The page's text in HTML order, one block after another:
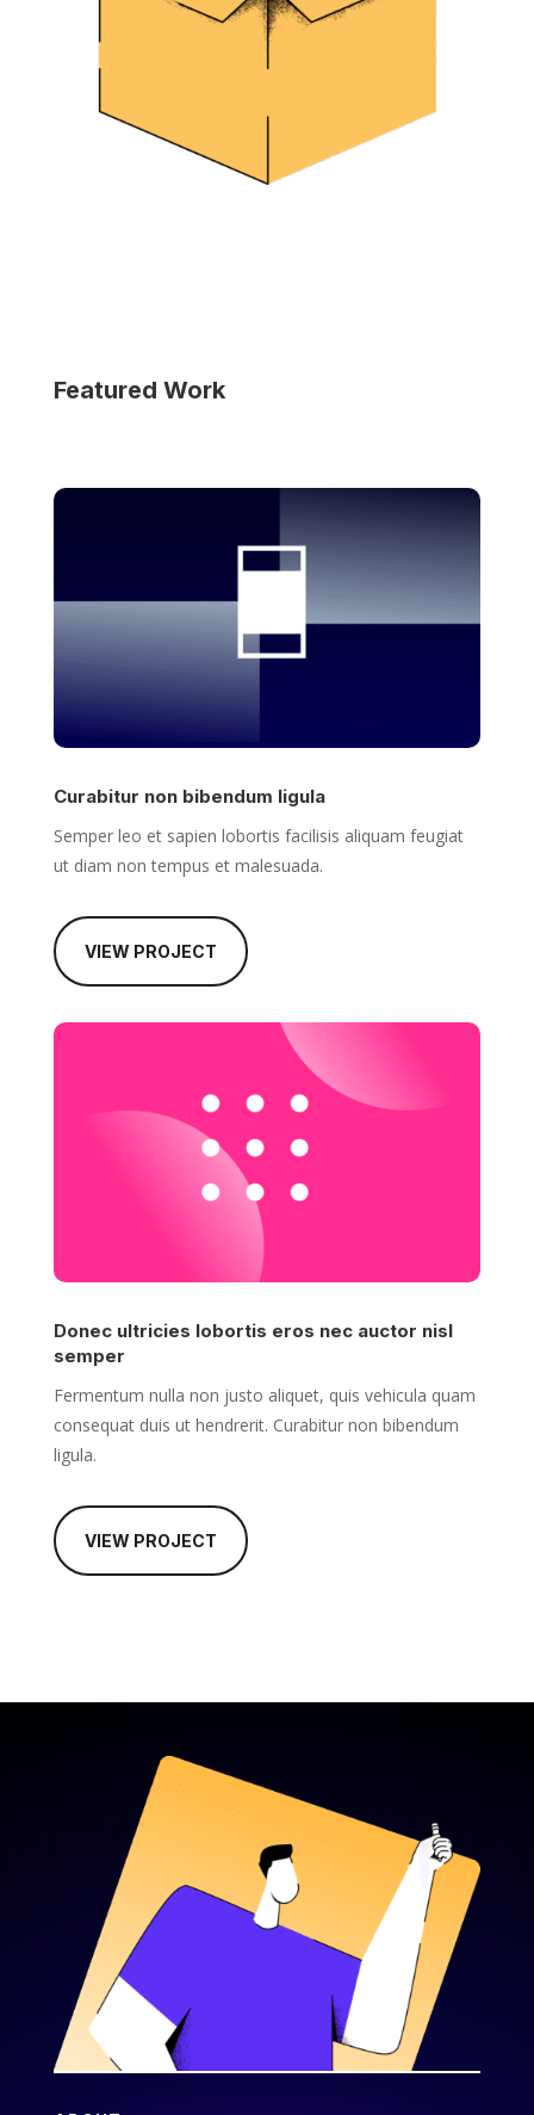
Featured Work
Curabitur non bibendum ligula
Semper leo et sapien lobortis facilisis aliquam feugiat
ut diam non tempus et malesuada.
VIEW PROJECT
Donec ultricies lobortis eros nec auctor nisl
semper
Fermentum nulla non justo aliquet, quis vehicula quam
consequat duis ut hendrerit. Curabitur non bibendum
ligula.
VIEW PROJECT